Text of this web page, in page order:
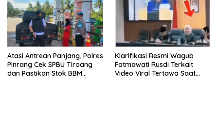
Atasi Antrean Panjang, Polres
Pinrang Cek SPBU Tiroang
dan Pastikan Stok BBM
Klarifikasi Resmi Wagub
Fatmawati Rusdi Terkait
Video Viral Tertawa Saat